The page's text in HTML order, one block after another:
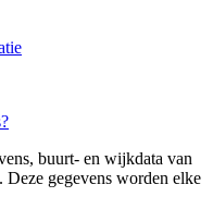
buurt- en wijkdata van
gegevens worden elke